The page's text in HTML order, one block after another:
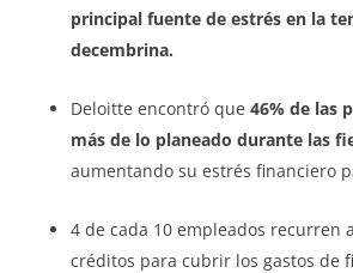
principal fuente de estrés en la
decembrina.
Deloitte encontró que 46% de las
más de lo planeado durante las
aumentando su estrés financiero
4 de cada 10 empleados recurren
créditos para cubrir los gastos de